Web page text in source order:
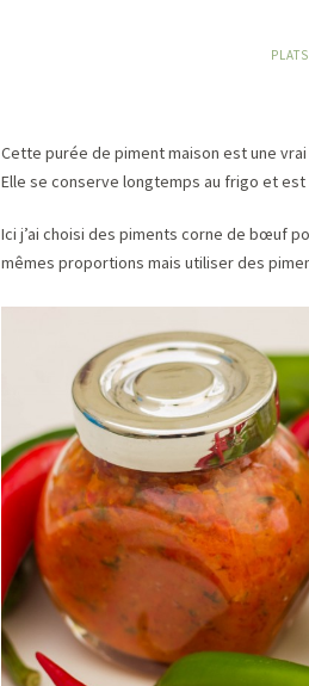
Cette purée de piment maison est une
Elle se conserve longtemps au frigo et
Ici j’ai choisi des piments corne de bœuf
mêmes proportions mais utiliser des